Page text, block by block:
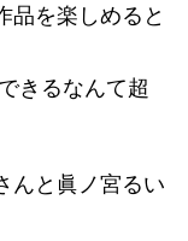
品を楽しめると
きるなんて超
んと眞ノ宮るい